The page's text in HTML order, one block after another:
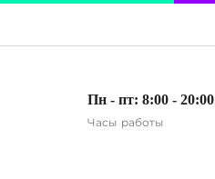
Пн - пт: 8:00 - 20:00
Часы работы